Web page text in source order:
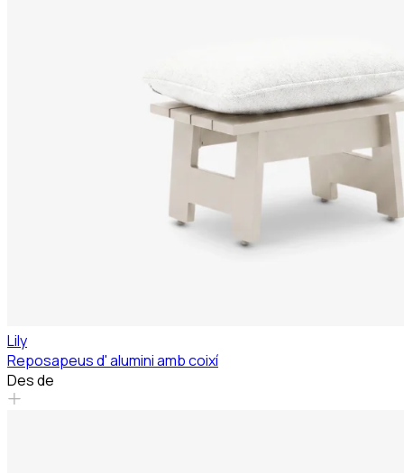
Lily
Reposapeus d' alumini amb coixí
Des de